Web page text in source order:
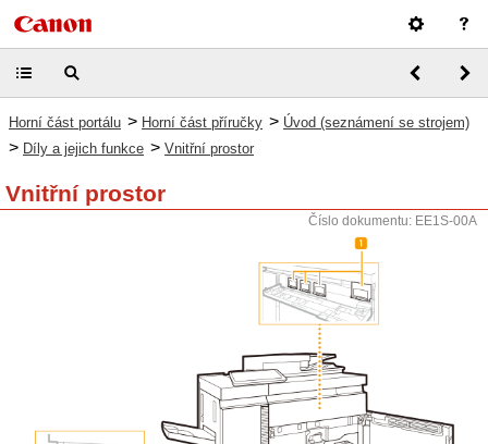
Horní část portálu > Horní část příručky > Úvod (seznámení se strojem)
> Díly a jejich funkce > Vnitřní prostor
Vnitřní prostor
Číslo dokumentu: EE1S-00A